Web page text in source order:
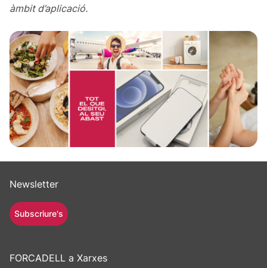
àmbit d’aplicació.
Newsletter
Subscriure's
FORCADELL a Xarxes